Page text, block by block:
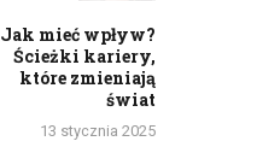
Jak mieć wpływ?
Ścieżki kariery,
które zmieniają
świat
13 stycznia 2025